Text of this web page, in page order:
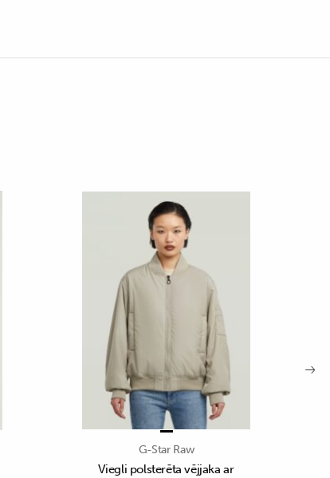
G-Star Raw
Viegli polsterēta vējjaka ar